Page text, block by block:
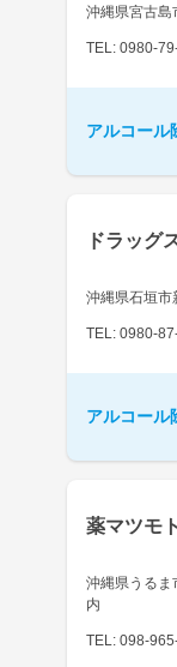
沖縄県宮古島
TEL: 0980-
アルコール
ドラッグ
沖縄県石垣市
TEL: 0980-
アルコール
薬マツモ
沖縄県うるま
内
TEL: 098-